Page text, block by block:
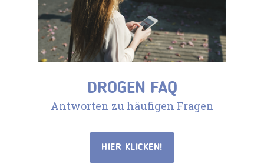
DROGEN FAQ
Antworten zu häufigen Fragen
HIER KLICKEN!